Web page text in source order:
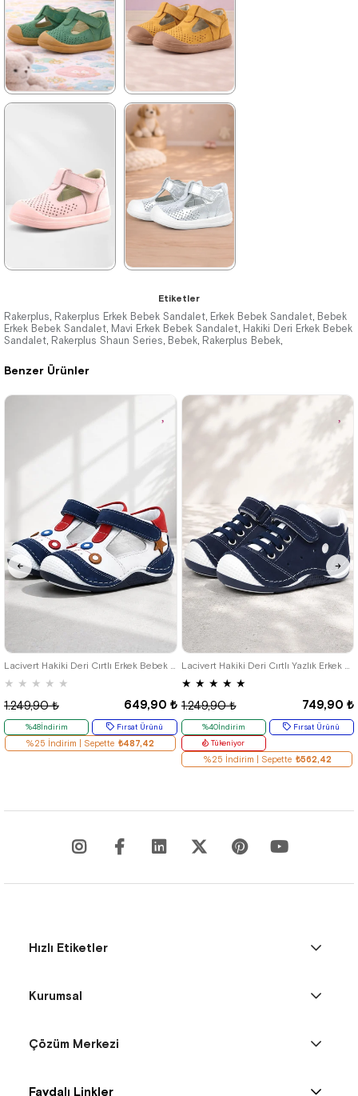
%42İndirim
Ücretsiz
Kargo
%42İndirim
Ücretsiz
Kargo
%42İndirim
Ücretsiz
Kargo
Tükeniyor
★
1.399,90 ₺
2.399,90 ₺
%42İndirim
Ücretsiz
Kargo
1.399,90 ₺
2.399,90 ₺
%42İndirim
Ücretsiz
★ ★ ★
1.399,90 ₺
2.399,90 ₺
%42İndirim
Ücretsiz
Benzer Ürünler
★ ★ ★ ★ ★
649,90 ₺
1.249,90 ₺
%48İndirim Fırsat Ürünü
%25 İndirim | Sepette ₺487,42
★ ★ ★ ★ ★
749,90 ₺
1.249,90 ₺
%40İndirim
Fırsat Ürünü
Tükeniyor
%25 İndirim | Sepette ₺562,42
18 20 24
Etiketler
Rakerplus, Rakerplus Erkek Bebek Sandalet, Erkek Bebek Sandalet, Bebek
Erkek Bebek Sandalet, Mavi Erkek Bebek Sandalet, Hakiki Deri Erkek Bebek
Sandalet, Rakerplus Shaun Series, Bebek, Rakerplus Bebek,
Hızlı Etiketler
Kurumsal
Çözüm Merkezi
Faydalı Linkler